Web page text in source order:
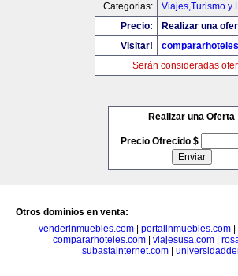
Categorias:
Viajes,Turismo y
Precio:
Realizar una
Visitar!
Serán consideradas
Realizar una Oferta
Precio Ofrecido $
Otros dominios en venta:
venderinmuebles.com| portalinmuebles.com|
compararhoteles.com| viajesusa.com|
subastainternet.com|